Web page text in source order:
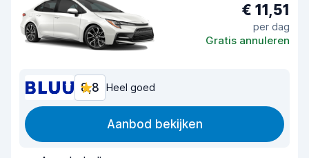
€ 11,51
per dag
Gratis annuleren
8,8 Heel goed
Aanbod bekijken